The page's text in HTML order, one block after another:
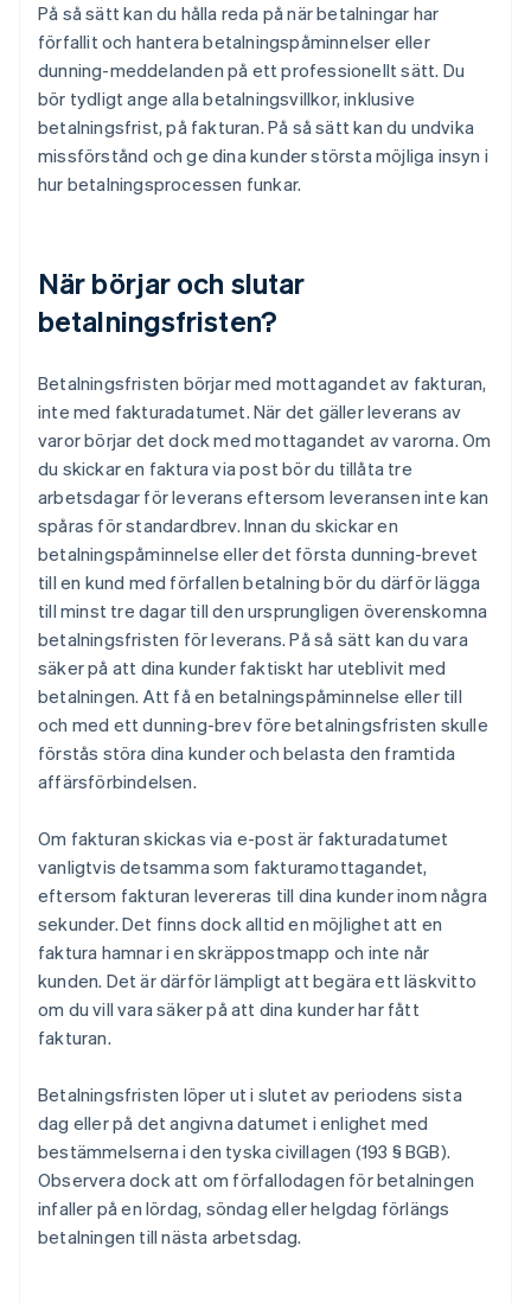
På så sätt kan du hålla reda på när betalningar har
förfallit och hantera betalningspåminnelser eller
dunning-meddelanden på ett professionellt sätt. Du
bör tydligt ange alla betalningsvillkor, inklusive
betalningsfrist, på fakturan. På så sätt kan du undvika
missförstånd och ge dina kunder största möjliga insyn i
hur betalningsprocessen funkar.
När börjar och slutar
betalningsfristen?
Betalningsfristen börjar med mottagandet av fakturan,
inte med fakturadatumet. När det gäller leverans av
varor börjar det dock med mottagandet av varorna. Om
du skickar en faktura via post bör du tillåta tre
arbetsdagar för leverans eftersom leveransen inte kan
spåras för standardbrev. Innan du skickar en
betalningspåminnelse eller det första dunning-brevet
till en kund med förfallen betalning bör du därför lägga
till minst tre dagar till den ursprungligen överenskomna
betalningsfristen för leverans. På så sätt kan du vara
säker på att dina kunder faktiskt har uteblivit med
betalningen. Att få en betalningspåminnelse eller till
och med ett dunning-brev före betalningsfristen skulle
förstås störa dina kunder och belasta den framtida
affärsförbindelsen.
Om fakturan skickas via e-post är fakturadatumet
vanligtvis detsamma som fakturamottagandet,
eftersom fakturan levereras till dina kunder inom några
sekunder. Det finns dock alltid en möjlighet att en
faktura hamnar i en skräppostmapp och inte når
kunden. Det är därför lämpligt att begära ett läskvitto
om du vill vara säker på att dina kunder har fått
fakturan.
Betalningsfristen löper ut i slutet av periodens sista
dag eller på det angivna datumet i enlighet med
bestämmelserna i den tyska civillagen (193 § BGB).
Observera dock att om förfallodagen för betalningen
infaller på en lördag, söndag eller helgdag förlängs
betalningen till nästa arbetsdag.